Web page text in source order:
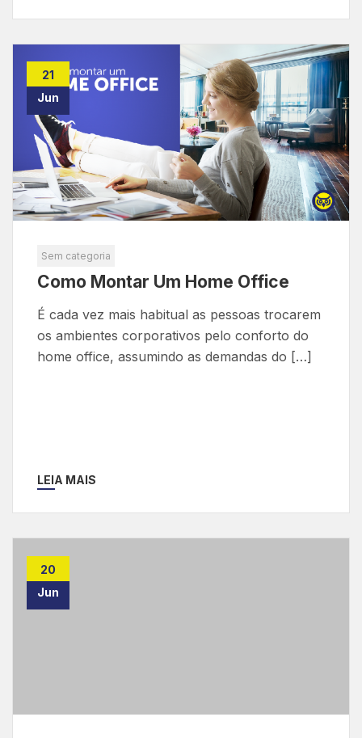
21
Jun
Sem categoria
Como Montar Um Home Office
É cada vez mais habitual as pessoas trocarem
os ambientes corporativos pelo conforto do
home office, assumindo as demandas do […]
LEIA MAIS
20
Jun